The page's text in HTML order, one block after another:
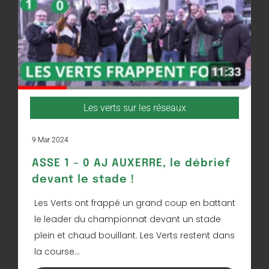
Les verts sur les réseaux
9 Mar 2024
ASSE 1 – 0 AJ AUXERRE, le débrief
devant le stade !
Les Verts ont frappé un grand coup en battant
le leader du championnat devant un stade
plein et chaud bouillant. Les Verts restent dans
la course...